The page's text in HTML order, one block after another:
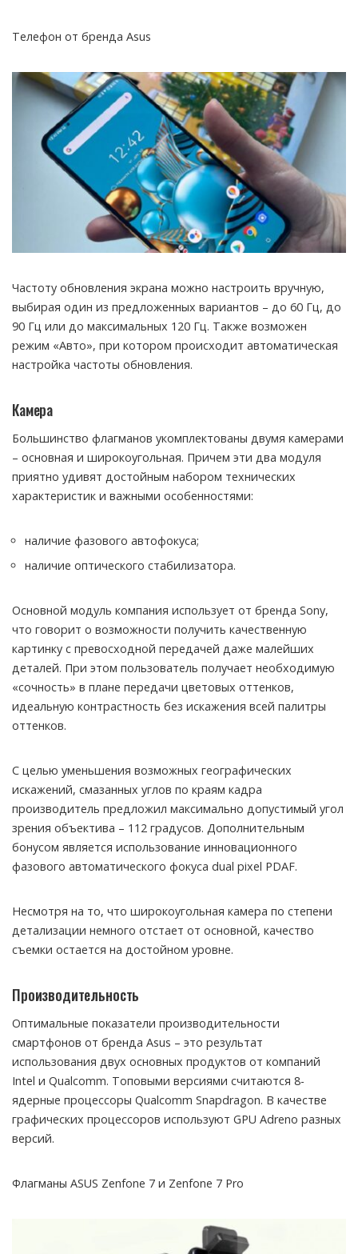
Телефон от бренда Asus
Частоту обновления экрана можно настроить вручную,
выбирая один из предложенных вариантов – до 60 Гц, до
90 Гц или до максимальных 120 Гц. Также возможен
режим «Авто», при котором происходит автоматическая
настройка частоты обновления.
Камера
Большинство флагманов укомплектованы двумя камерами
– основная и широкоугольная. Причем эти два модуля
приятно удивят достойным набором технических
характеристик и важными особенностями:
наличие фазового автофокуса;
наличие оптического стабилизатора.
Основной модуль компания использует от бренда Sony,
что говорит о возможности получить качественную
картинку с превосходной передачей даже малейших
деталей. При этом пользователь получает необходимую
«сочность» в плане передачи цветовых оттенков,
идеальную контрастность без искажения всей палитры
оттенков.
С целью уменьшения возможных географических
искажений, смазанных углов по краям кадра
производитель предложил максимально допустимый угол
зрения объектива – 112 градусов. Дополнительным
бонусом является использование инновационного
фазового автоматического фокуса dual pixel PDAF.
Несмотря на то, что широкоугольная камера по степени
детализации немного отстает от основной, качество
съемки остается на достойном уровне.
Производительность
Оптимальные показатели производительности
смартфонов от бренда Asus – это результат
использования двух основных продуктов от компаний
Intel и Qualcomm. Топовыми версиями считаются 8-
ядерные процессоры Qualcomm Snapdragon. В качестве
графических процессоров используют GPU Adreno разных
версий.
Флагманы ASUS Zenfone 7 и Zenfone 7 Pro